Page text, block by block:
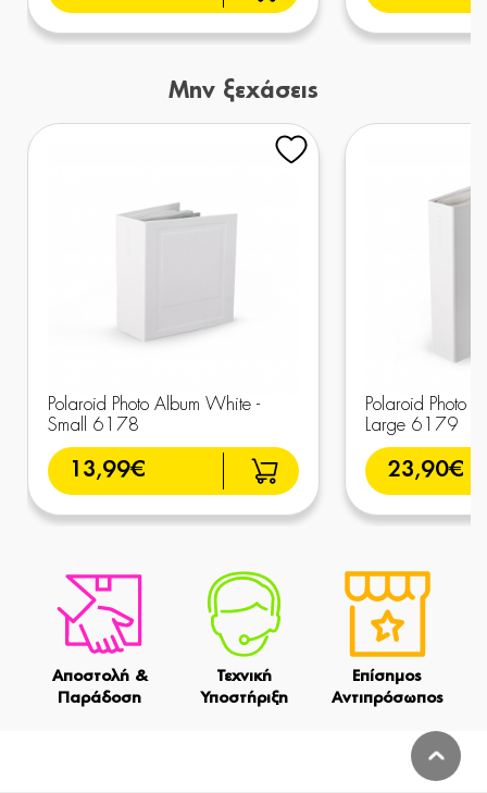
Μην ξεχάσεις
Polaroid Photo Album White -
Small 6178
13,99€
Polaroid Photo
Large 6179
23,90€
Αποστολή &
Παράδοση
Τεχνική
Υποστήριξη
Επίσημος
Αντιπρόσωπος